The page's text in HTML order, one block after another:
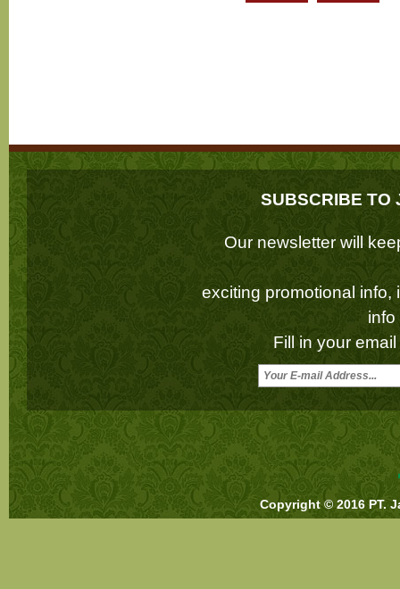
SUBSCRIBE TO
Our newsletter will
exciting promotional info,
info
Fill in your
Copyright © 2016 PT.